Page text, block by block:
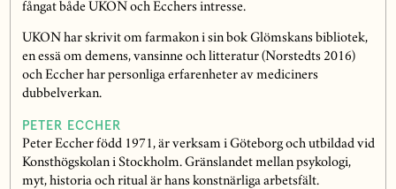
fångat både UKON och Ecchers intresse.
UKON har skrivit om farmakon i sin bok Glömskans bibliotek,
en essä om demens, vansinne och litteratur (Norstedts 2016)
och Eccher har personliga erfarenheter av mediciners
dubbelverkan.
PETER ECCHER
Peter Eccher född 1971, är verksam i Göteborg och utbildad vid
Konsthögskolan i Stockholm. Gränslandet mellan psykologi,
myt, historia och ritual är hans konstnärliga arbetsfält.